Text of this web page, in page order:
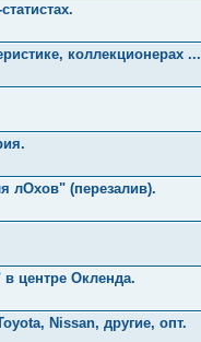
коллекционерах ...
лОхов" (перезалив).
центре Окленда.
Nissan, другие, опт.